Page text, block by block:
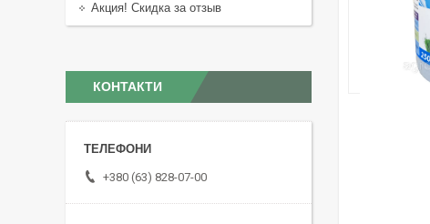
Акция! Скидка за отзыв
КОНТАКТИ
+380 (63) 828-07-00